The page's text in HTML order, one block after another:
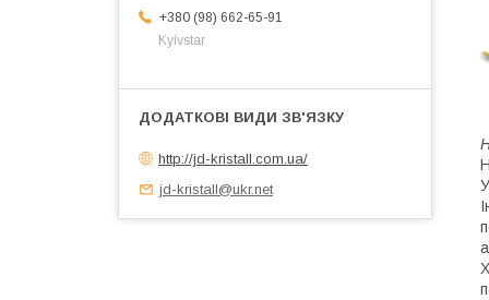
+380 (98) 662-65-91
Kyivstar
http://jd-kristall.com.ua/
jd-kristall@ukr.net